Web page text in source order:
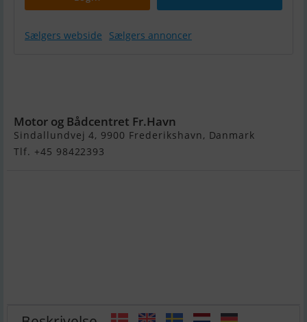
Sælgers webside Sælgers annoncer
Motor og Bådcentret Fr.Havn
Sindallundvej 4, 9900 Frederikshavn, Danmark
Tlf. +45 98422393